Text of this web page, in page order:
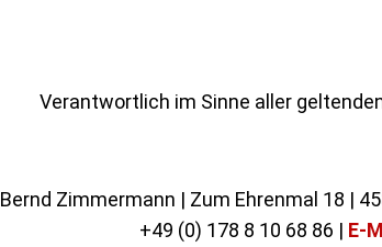
Verantwortlich im Sinne aller
Bernd Zimmermann | Zum Ehrenmal 18 |
+49 (0) 178 8 10 68 86 | E-